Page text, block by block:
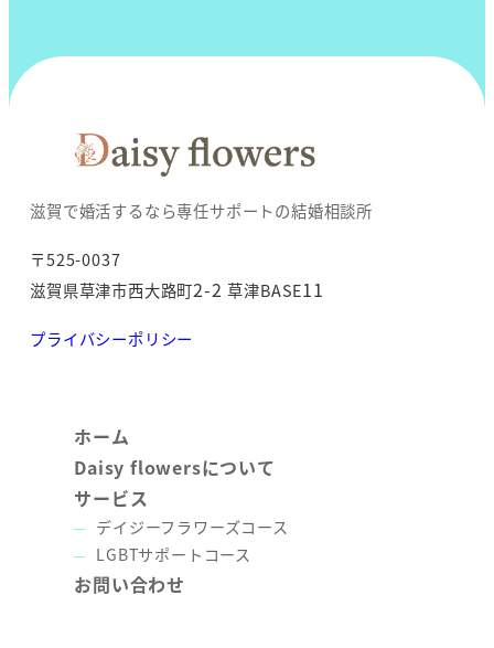
滋賀で婚活するなら専任サポートの結婚相談所
〒525-0037
滋賀県草津市西大路町2-2 草津BASE11
プライバシーポリシー
ホーム
Daisy flowersについて
サービス
デイジーフラワーズコース
LGBTサポートコース
お問い合わせ